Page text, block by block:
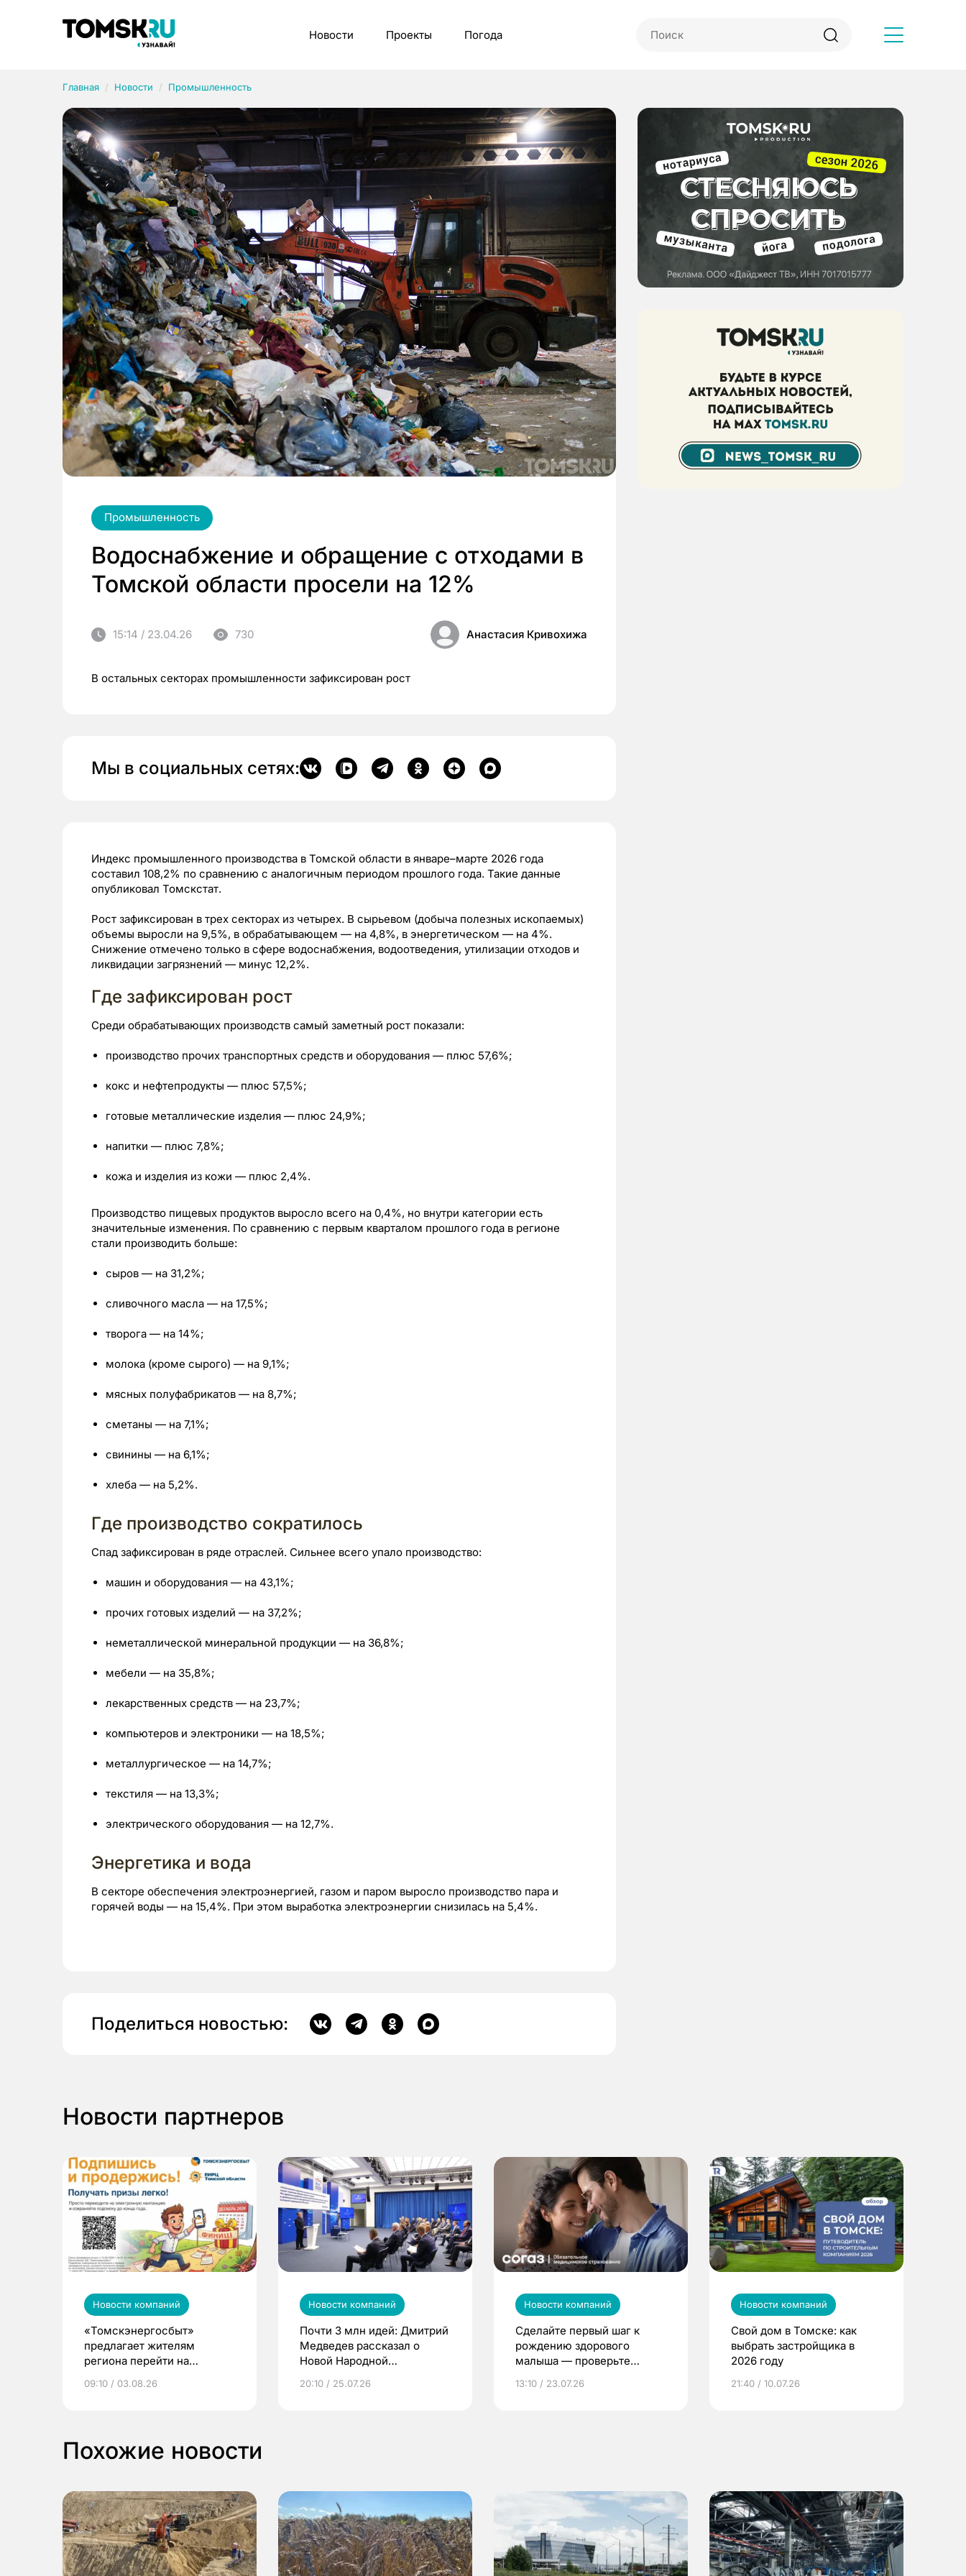
Новости Проекты Погода
Главная Новости Промышленность
Промышленность
Водоснабжение и обращение с отходами в
Томской области просели на 12%
15:14 / 23.04.26 730 Анастасия Кривохижа
В остальных секторах промышленности зафиксирован рост
Мы в социальных сетях:
Индекс промышленного производства в Томской области в январе–марте 2026 года
составил 108,2% по сравнению с аналогичным периодом прошлого года. Такие данные
опубликовал Томскстат.
Рост зафиксирован в трех секторах из четырех. В сырьевом (добыча полезных ископаемых)
объемы выросли на 9,5%, в обрабатывающем — на 4,8%, в энергетическом — на 4%.
Снижение отмечено только в сфере водоснабжения, водоотведения, утилизации отходов и
ликвидации загрязнений — минус 12,2%.
Где зафиксирован рост
Среди обрабатывающих производств самый заметный рост показали:
производство прочих транспортных средств и оборудования — плюс 57,6%;
кокс и нефтепродукты — плюс 57,5%;
готовые металлические изделия — плюс 24,9%;
напитки — плюс 7,8%;
кожа и изделия из кожи — плюс 2,4%.
Производство пищевых продуктов выросло всего на 0,4%, но внутри категории есть
значительные изменения. По сравнению с первым кварталом прошлого года в регионе
стали производить больше:
сыров — на 31,2%;
сливочного масла — на 17,5%;
творога — на 14%;
молока (кроме сырого) — на 9,1%;
мясных полуфабрикатов — на 8,7%;
сметаны — на 7,1%;
свинины — на 6,1%;
хлеба — на 5,2%.
Где производство сократилось
Спад зафиксирован в ряде отраслей. Сильнее всего упало производство:
машин и оборудования — на 43,1%;
прочих готовых изделий — на 37,2%;
неметаллической минеральной продукции — на 36,8%;
мебели — на 35,8%;
лекарственных средств — на 23,7%;
компьютеров и электроники — на 18,5%;
металлургическое — на 14,7%;
текстиля — на 13,3%;
электрического оборудования — на 12,7%.
Энергетика и вода
В секторе обеспечения электроэнергией, газом и паром выросло производство пара и
горячей воды — на 15,4%. При этом выработка электроэнергии снизилась на 5,4%.
Поделиться новостью:
Новости партнеров
Новости компаний
«Томскэнергосбыт»
предлагает жителям
региона перейти на
выиграть призы
09:10 / 03.08.26
Новости компаний
Почти 3 млн идей: Дмитрий
Медведев рассказал о
Новой Народной
20:10 / 25.07.26
Новости компаний
Сделайте первый шаг к
рождению здорового
малыша — проверьте
по ОМС!
13:10 / 23.07.26
Новости компаний
Свой дом в Томске: как
выбрать застройщика в
2026 году
21:40 / 10.07.26
Похожие новости
Рубрики